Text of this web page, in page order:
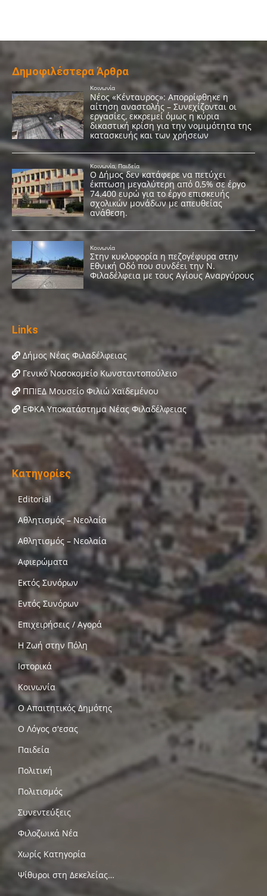
Δημοφιλέστερα Άρθρα
Links
Δήμος Νέας Φιλαδέλφειας
Γενικό Νοσοκομείο Κωνσταντοπούλειο
ΠΠΙΕΔ Μουσείο Φιλιώ Χαϊδεμένου
ΕΦΚΑ Υποκατάστημα Νέας Φιλαδέλφειας
Κατηγορίες
Editorial
Αθλητισμός – Νεολαία
Αθλητισμός – Νεολαία
Αφιερώματα
Εκτός Συνόρων
Εντός Συνόρων
Επιχειρήσεις / Αγορά
Η Ζωή στην Πόλη
Ιστορικά
Κοινωνία
Ο Απαιτητικός Δημότης
Ο Λόγος σ'εσας
Παιδεία
Πολιτική
Πολιτισμός
Συνεντεύξεις
Φιλοζωικά Νέα
Χωρίς Κατηγορία
Ψίθυροι στη Δεκελείας…